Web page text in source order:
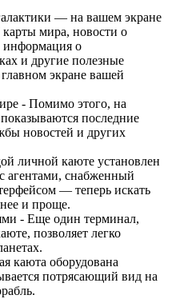
― на вашем экране
мира, новости о
информация о
и другие полезные
экране вашей
- Помимо этого, на
последние
новостей и других
личной каюте установлен
агентами, снабженный
― теперь искать
и проще.
- Еще один терминал,
позволяет легко
каюта оборудована
потрясающий вид на